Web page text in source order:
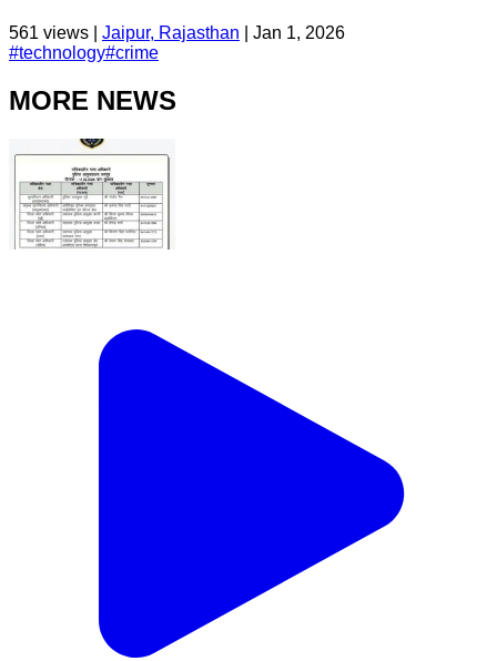
561 views | Jaipur, Rajasthan
Jan 1, 2026
#technology#crime
MORE NEWS